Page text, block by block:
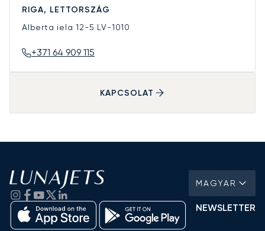
RIGA, LETTORSZÁG
Alberta iela 12-5 LV-1010
+371 64 909 115
KAPCSOLAT
MAGYAR
NEWSLETTER